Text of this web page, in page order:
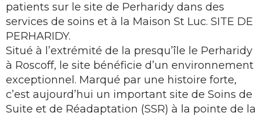
patients sur le site de Perharidy dans des
services de soins et à la Maison St Luc. SITE DE
PERHARIDY.
Situé à l’extrémité de la presqu’île le Perharidy
à Roscoff, le site bénéficie d’un environnement
exceptionnel. Marqué par une histoire forte,
c’est aujourd’hui un important site de Soins de
Suite et de Réadaptation (SSR) à la pointe de la